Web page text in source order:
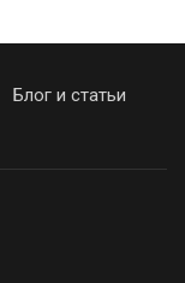
Блог и статьи